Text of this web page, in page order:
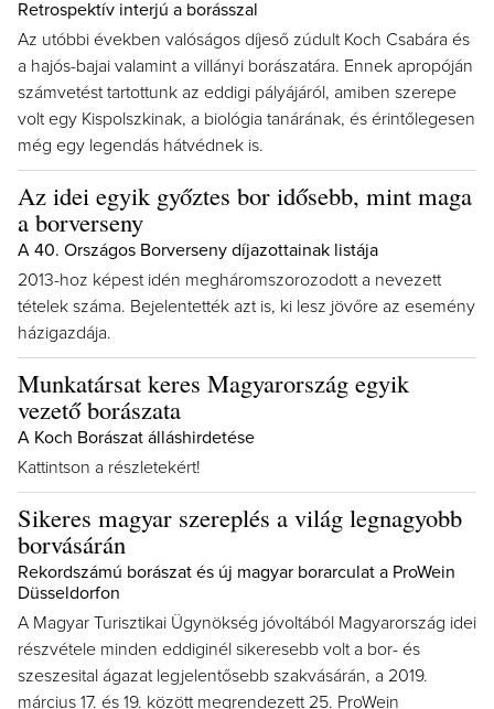
Retrospektív interjú a borásszal
Az utóbbi években valóságos díjeső zúdult Koch Csabára és
a hajós-bajai valamint a villányi borászatára. Ennek apropóján
számvetést tartottunk az eddigi pályájáról, amiben szerepe
volt egy Kispolszkinak, a biológia tanárának, és érintőlegesen
még egy legendás hátvédnek is.
Az idei egyik győztes bor idősebb, mint maga
a borverseny
A 40. Országos Borverseny díjazottainak listája
2013-hoz képest idén megháromszorozodott a nevezett
tételek száma. Bejelentették azt is, ki lesz jövőre az esemény
házigazdája.
Munkatársat keres Magyarország egyik
vezető borászata
A Koch Borászat álláshirdetése
Kattintson a részletekért!
Sikeres magyar szereplés a világ legnagyobb
borvásárán
Rekordszámú borászat és új magyar borarculat a ProWein
Düsseldorfon
A Magyar Turisztikai Ügynökség jóvoltából Magyarország idei
részvétele minden eddiginél sikeresebb volt a bor- és
szeszesital ágazat legjelentősebb szakvásárán, a 2019.
március 17. és 19. között megrendezett 25. ProWein